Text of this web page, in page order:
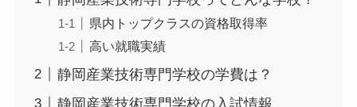
県内トップクラスの資格取得率
高い就職実績
静岡産業技術専門学校の学費は？
静岡産業技術専門学校の入試情報